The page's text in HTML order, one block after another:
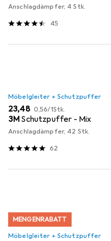
Anschlagdämpfer, 4 Stk.
45
Möbelgleiter + Schutzpuffer
EUR
23,48 EUR
0,56/1Stk.
3M Schutzpuffer - Mix
Anschlagdämpfer, 42 Stk.
62
MENGENRABATT
Möbelgleiter + Schutzpuffer